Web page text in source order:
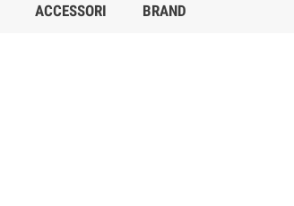
ACCESSORI BRAND